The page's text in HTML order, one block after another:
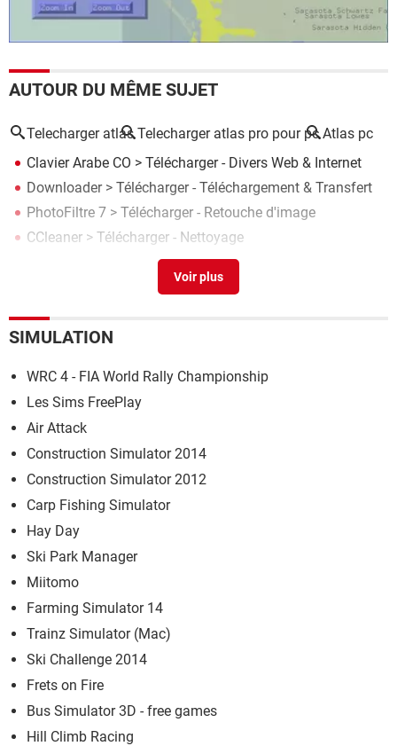
AUTOUR DU MÊME SUJET
Telecharger atlas Telecharger atlas pro pour pc Atlas pc
Clavier Arabe CO > Télécharger - Divers Web & Internet
Downloader> Télécharger - Téléchargement & Transfert
PhotoFiltre 7 > Télécharger - Retouche d'image
CCleaner > Télécharger - Nettoyage
Microsoft Word 2013> Télécharger - Traitement de texte
SIMULATION
WRC 4 - FIA World Rally Championship
Les Sims FreePlay
Air Attack
Construction Simulator 2014
Construction Simulator 2012
Carp Fishing Simulator
Hay Day
Ski Park Manager
Miitomo
Farming Simulator 14
Trainz Simulator (Mac)
Ski Challenge 2014
Frets on Fire
Bus Simulator 3D - free games
Hill Climb Racing